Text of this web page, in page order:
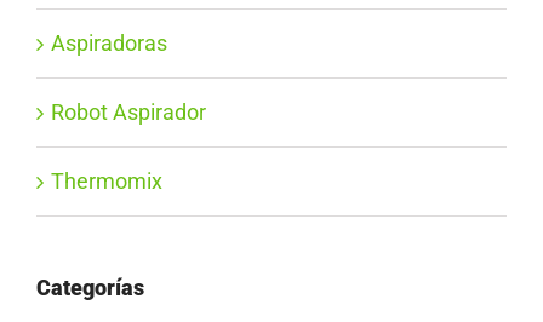
Aspiradoras
Robot Aspirador
Thermomix
Categorías